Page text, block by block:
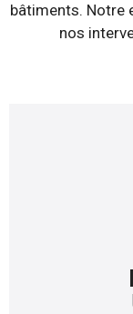
bâtiments. Notre
nos